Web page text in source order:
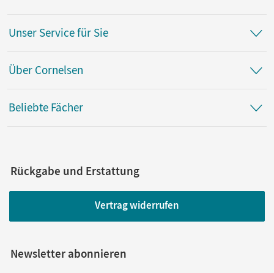
Jäger, Wolfgang; Möller, Silke
Unser Service für Sie
Über Cornelsen
Beliebte Fächer
Rückgabe und Erstattung
Vertrag widerrufen
Newsletter abonnieren